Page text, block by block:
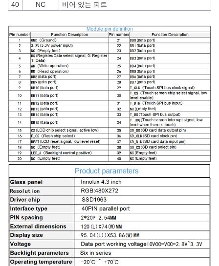
40
NC 비어 있는 피트